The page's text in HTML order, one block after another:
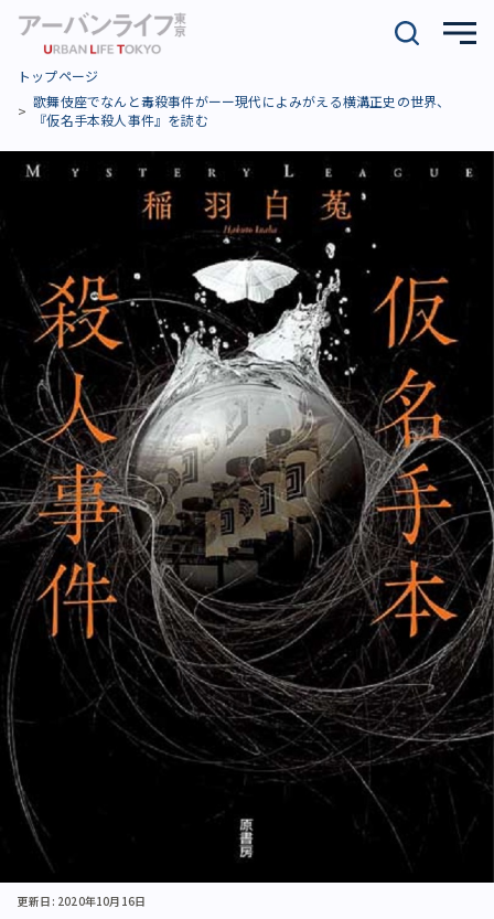
トップページ
歌舞伎座でなんと毒殺事件がーー現代によみがえる横溝正史の世界、
『仮名手本殺人事件』を読む
更新日: 2020年10月16日